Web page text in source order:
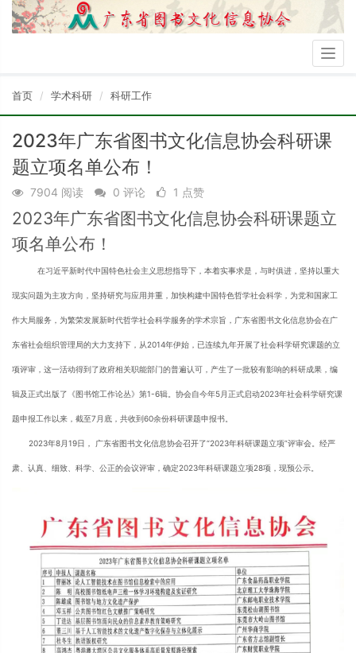
首页 学术科研 科研工作
2023年广东省图书文化信息协会科研课
题立项名单公布！
7904 阅读 0 评论 1 点赞
2023年广东省图书文化信息协会科研课题立
项名单公布！
在习近平新时代中国特色社会主义思想指导下，本着实事求是，与时俱进，坚持以重大
现实问题为主攻方向，坚持研究与应用并重，加快构建中国特色哲学社会科学，为党和国家工
作大局服务，为繁荣发展新时代哲学社会科学服务的学术宗旨，广东省图书文化信息协会在广
东省社会组织管理局的大力支持下，从2014年伊始，已连续九年开展了社会科学研究课题的立
项评审，这一活动得到了政府相关职能部门的普遍认可，产生了一批较有影响的科研成果，编
辑及正式出版了《图书馆工作论丛》第1-6辑。协会自今年5月正式启动2023年社会科学研究课
题申报工作以来，截至7月底，共收到60余份科研课题申报书。
2023年8月19日， 广东省图书文化信息协会召开了“2023年科研课题立项”评审会。经严
肃、认真、细致、科学、公正的会议评审，确定2023年科研课题立项28项，现预公示。